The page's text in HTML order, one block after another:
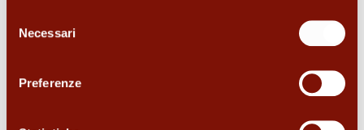
dettagliate dei tipi di cookie e scegliere quali accettare e
poi fai clic su “Accetta selezionati”. Fai clic su “Rifiuta”
strettamente necessari) e continuare la navigazione sul
delNecessari
Preferenze
I servizi di questo negozio